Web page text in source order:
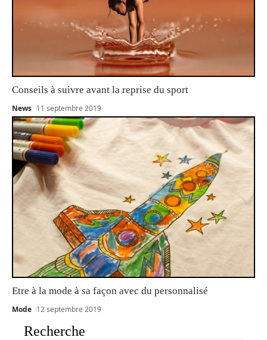
Conseils à suivre avant la reprise du sport
News 11 septembre 2019
Etre à la mode à sa façon avec du personnalisé
Mode 12 septembre 2019
Recherche